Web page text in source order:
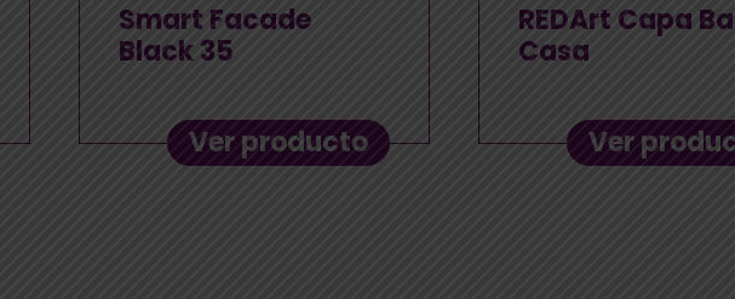
Smart Facade
Black 35
Ver producto
REDArt Capa
Casa
Ver